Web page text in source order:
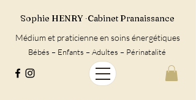
Sophie HENRY ∙Cabinet Pranaissance
Médium et praticienne en soins énergétiques
Bébés – Enfants – Adultes – Périnatalité